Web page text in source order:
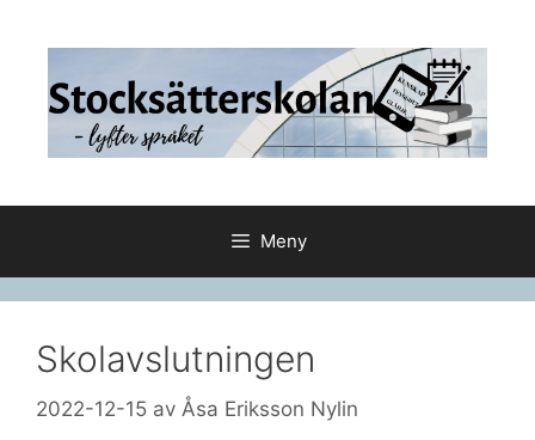
Meny
Skolavslutningen
2022-12-15 av Åsa Eriksson Nylin